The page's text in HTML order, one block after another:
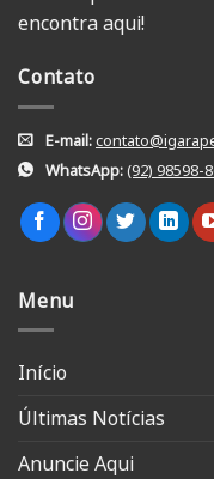
encontra aqui!
Contato
E-mail:
WhatsApp:(92) 98598-
Menu
Início
Últimas Notícias
Anuncie Aqui